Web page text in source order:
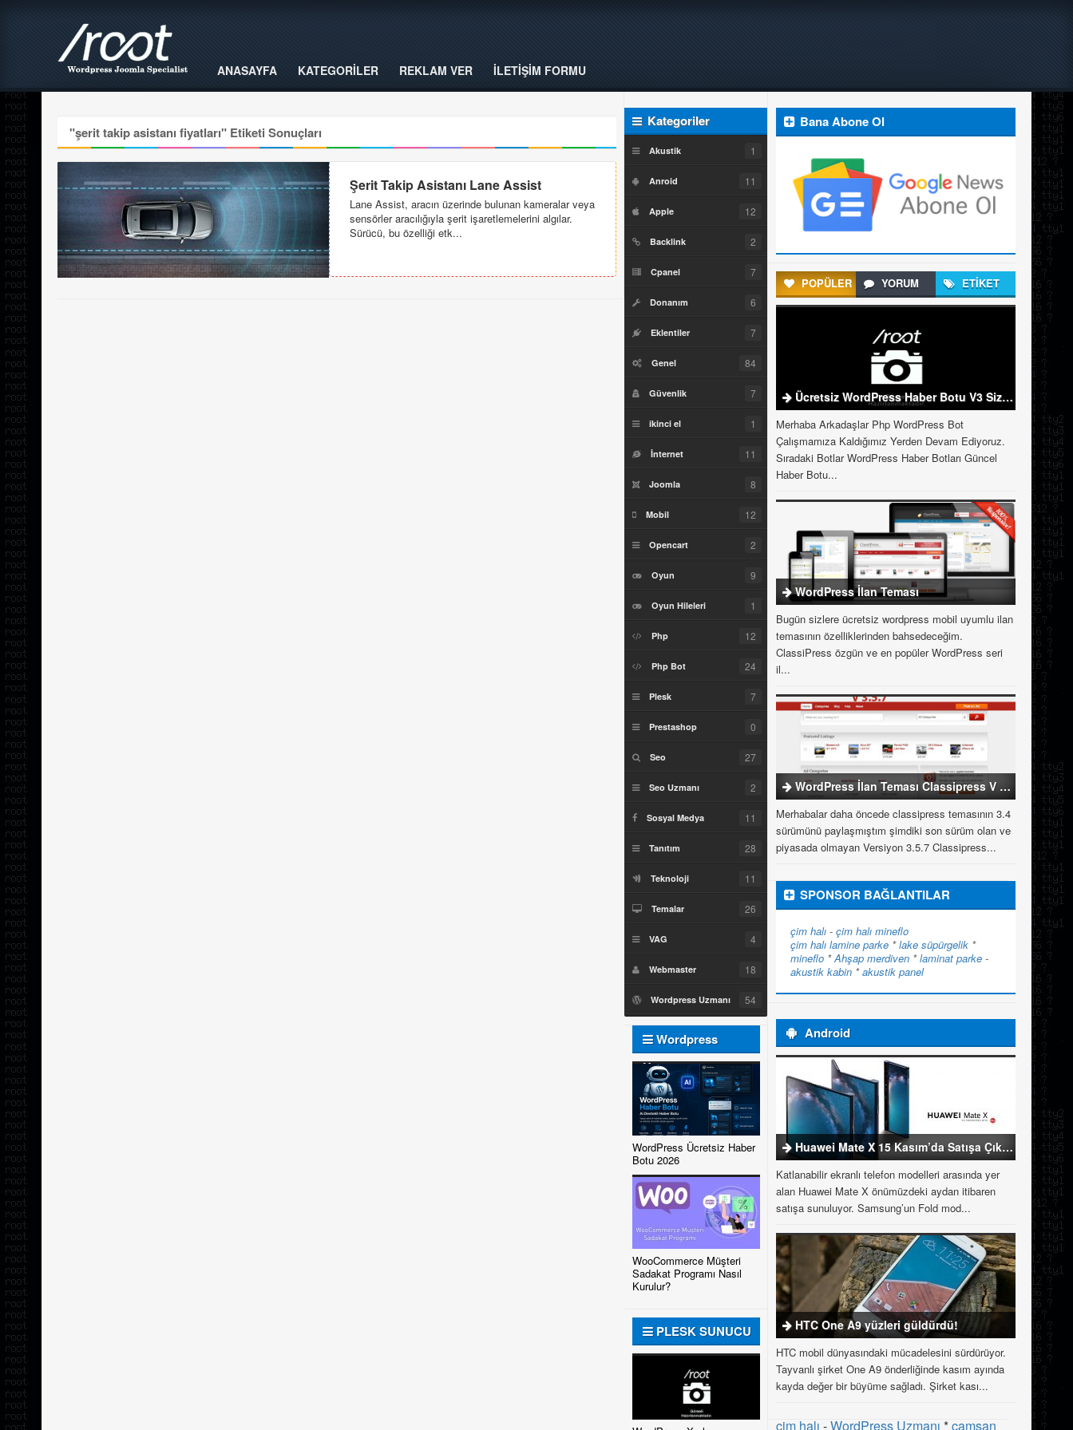
ANASAYFA KATEGORİLER REKLAM VER İLETİŞİM FORMU
"şerit takip asistanı fiyatları" Etiketi Sonuçları
Şerit Takip Asistanı Lane Assist
Lane Assist, aracın üzerinde bulunan kameralar veya
sensörler aracılığıyla şerit işaretlemelerini algılar.
Sürücü, bu özelliği etk...
Kategoriler
Akustik 1
Anroid 11
Apple 12
Backlink 2
Cpanel 7
Donanım 6
Eklentiler 7
Genel 84
Güvenlik 7
ikinci el 1
İnternet 11
Joomla 8
Mobil 12
Opencart 2
Oyun 9
Oyun Hileleri 1
Php 12
Php Bot 24
Plesk 7
Prestashop 0
Seo 27
Seo Uzmanı 2
Sosyal Medya 11
Tanıtım 28
Teknoloji 11
Temalar 26
VAG 4
Webmaster 18
Wordpress Uzmanı 54
Wordpress
Uzmanı
WordPress Ücretsiz Haber
Botu 2026
WooCommerce Müşteri
Sadakat Programı Nasıl
Kurulur?
PLESK SUNUCU
Bana Abone Ol
POPÜLER YORUM ETİKET
Ücretsiz WordPress Haber Botu V3 Sizlerle
Merhaba Arkadaşlar Php WordPress Bot
Çalışmamıza Kaldığımız Yerden Devam Ediyoruz.
Sıradaki Botlar WordPress Haber Botları Güncel
Haber Botu...
WordPress İlan Teması
Bugün sizlere ücretsiz wordpress mobil uyumlu ilan
temasının özelliklerinden bahsedeceğim.
ClassiPress özgün ve en popüler WordPress seri
il...
WordPress İlan Teması Classipress V 3.5.7
Merhabalar daha öncede classipress temasının 3.4
sürümünü paylaşmıştım şimdiki son sürüm olan ve
piyasada olmayan Versiyon 3.5.7 Classipress...
SPONSOR BAĞLANTILAR
çim halı - çim halı mineflo
çim halı lamine parke *lake süpürgelik *
mineflo *Ahşap merdiven *laminat parke -
akustik kabin *akustik panel
Android
Huawei Mate X 15 Kasım’da Satışa Çıkıyor
Katlanabilir ekranlı telefon modelleri arasında yer
alan Huawei Mate X önümüzdeki aydan itibaren
satışa sunuluyor. Samsung’un Fold mod...
HTC One A9 yüzleri güldürdü!
HTC mobil dünyasındaki mücadelesini sürdürüyor.
Tayvanlı şirket One A9 önderliğinde kasım ayında
kayda değer bir büyüme sağladı. Şirket kası...
çim halı -WordPress Uzmanı *çamsan